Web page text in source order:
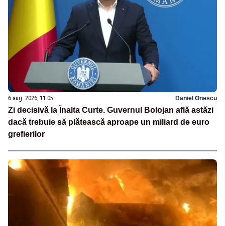
6 aug. 2026, 11:05 Daniel Onescu
Zi decisivă la Înalta Curte. Guvernul Bolojan află astăzi
dacă trebuie să plătească aproape un miliard de euro
grefierilor